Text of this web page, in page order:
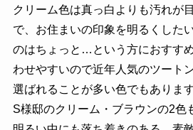
クリーム色は真っ白よりも汚れが
で、お住まいの印象を明るくした
のはちょっと…という方におすす
わせやすいので近年人気のツート
選ばれることが多い色でもあります
S様邸のクリーム・ブラウンの2色